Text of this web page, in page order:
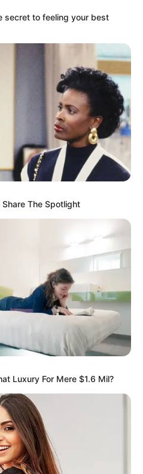
secret to feeling your best
The Spotlight
Luxury For Mere $1.6 Mil?